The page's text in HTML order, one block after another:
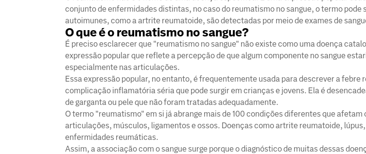
conjunto de enfermidades distintas, no caso do reumatismo no sangue, o termo pode
autoimunes, como a artrite reumatoide, são detectadas por meio de exames de
O que é o reumatismo no sangue?
É preciso esclarecer que "reumatismo no sangue" não existe como uma doença
expressão popular que reflete a percepção de que algum componente no sangue
especialmente nas articulações.
Essa expressão popular, no entanto, é frequentemente usada para descrever a febre
complicação inflamatória séria que pode surgir em crianças e jovens. Ela é
de garganta ou pele que não foram tratadas adequadamente.
O termo "reumatismo" em si já abrange mais de 100 condições diferentes que
articulações, músculos, ligamentos e ossos. Doenças como artrite reumatoide,
enfermidades reumáticas.
Assim, a associação com o sangue surge porque o diagnóstico de muitas dessas